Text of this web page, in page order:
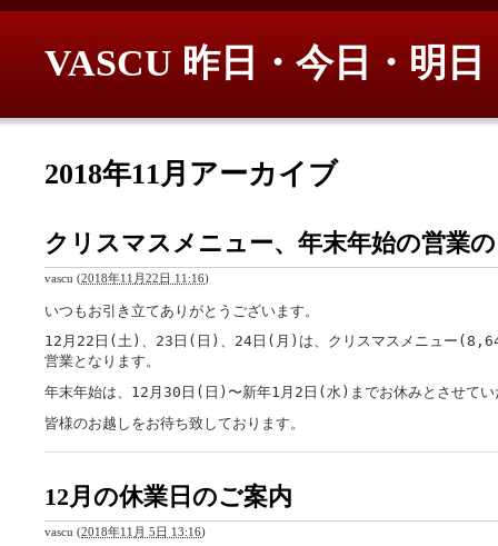
VASCU 昨日・今日・明日
2018年11月アーカイブ
クリスマスメニュー、年末年始の営業
vascu (2018年11月22日 11:16)
いつもお引き立てありがとうございます。
12月22日(土)、23日(日)、24日(月)は、クリスマスメニュー
営業となります。
年末年始は、12月30日(日)〜新年1月2日(水)までお休みとさせてい
皆様のお越しをお待ち致しております。
12月の休業日のご案内
vascu (2018年11月 5日 13:16)